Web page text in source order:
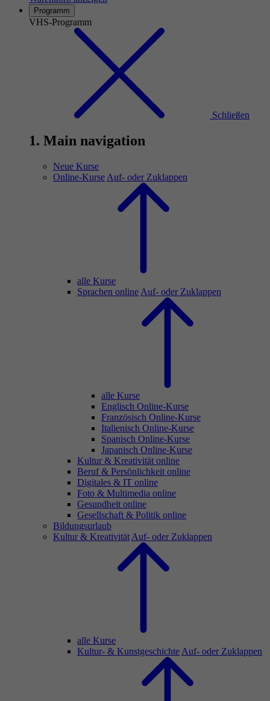
Programm
VHS-Programm
Schließen
1. Main navigation
Neue Kurse
Online-Kurse Auf- oder Zuklappen
alle Kurse
Sprachen online Auf- oder Zuklappen
alle Kurse
Englisch Online-Kurse
Französisch Online-Kurse
Italienisch Online-Kurse
Spanisch Online-Kurse
Japanisch Online-Kurse
Kultur & Kreativität online
Beruf & Persönlichkeit online
Digitales & IT online
Foto & Multimedia online
Gesundheit online
Gesellschaft & Politik online
Bildungsurlaub
Kultur & Kreativität Auf- oder Zuklappen
alle Kurse
Kultur- & Kunstgeschichte Auf- oder Zuklappen